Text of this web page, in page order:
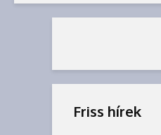
Friss hírek